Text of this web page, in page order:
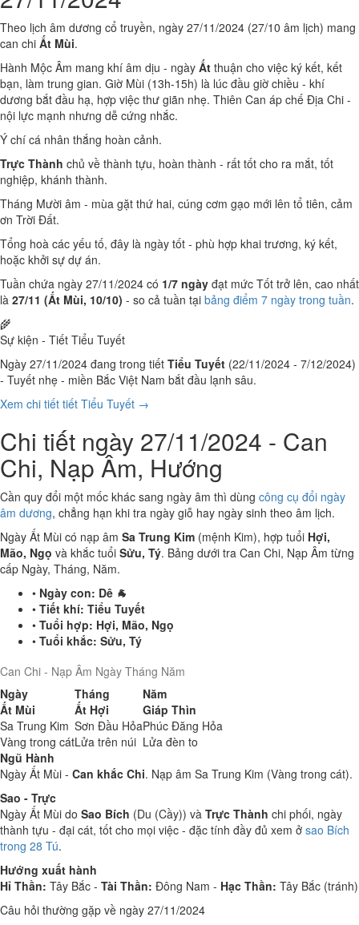
Theo lịch âm dương cổ truyền, ngày 27/11/2024 (27/10 âm lịch) mang
can chi Ất Mùi.
Hành Mộc Âm mang khí âm dịu - ngày Ất thuận cho việc ký kết, kết
bạn, làm trung gian. Giờ Mùi (13h-15h) là lúc đầu giờ chiều - khí
dương bắt đầu hạ, hợp việc thư giãn nhẹ. Thiên Can áp chế Địa Chi -
nội lực mạnh nhưng dễ cứng nhắc.
Ý chí cá nhân thắng hoàn cảnh.
Trực Thành chủ về thành tựu, hoàn thành - rất tốt cho ra mắt, tốt
nghiệp, khánh thành.
Tháng Mười âm - mùa gặt thứ hai, cúng cơm gạo mới lên tổ tiên, cảm
ơn Trời Đất.
Tổng hoà các yếu tố, đây là ngày tốt - phù hợp khai trương, ký kết,
hoặc khởi sự dự án.
Tuần chứa ngày 27/11/2024 có 1/7 ngày đạt mức Tốt trở lên, cao nhất
là 27/11 (Ất Mùi, 10/10) - so cả tuần tại bảng điểm 7 ngày trong tuần.
🌾
Sự kiện - Tiết Tiểu Tuyết
Ngày 27/11/2024 đang trong tiết Tiểu Tuyết (22/11/2024 - 7/12/2024)
- Tuyết nhẹ - miền Bắc Việt Nam bắt đầu lạnh sâu.
Xem chi tiết tiết Tiểu Tuyết →
Chi tiết ngày 27/11/2024 - Can
Chi, Nạp Âm, Hướng
Cần quy đổi một mốc khác sang ngày âm thì dùng công cụ đổi ngày
âm dương, chẳng hạn khi tra ngày giỗ hay ngày sinh theo âm lịch.
Ngày Ất Mùi có nạp âm Sa Trung Kim (mệnh Kim), hợp tuổi Hợi,
Mão, Ngọ và khắc tuổi Sửu, Tý. Bảng dưới tra Can Chi, Nạp Âm từng
cấp Ngày, Tháng, Năm.
• Ngày con: Dê 🐐
• Tiết khí: Tiểu Tuyết
• Tuổi hợp: Hợi, Mão, Ngọ
• Tuổi khắc: Sửu, Tý
Can Chi - Nạp Âm Ngày Tháng Năm
Ngày
Tháng
Năm
Ất Mùi
Ất Hợi
Giáp Thìn
Sa Trung Kim Sơn Đầu HỏaPhúc Đăng Hỏa
Vàng trong cátLửa trên núi Lửa đèn to
Ngũ Hành
Ngày Ất Mùi - Can khắc Chi. Nạp âm Sa Trung Kim (Vàng trong cát).
Sao - Trực
Ngày Ất Mùi do Sao Bích (Du (Cầy)) và Trực Thành chi phối, ngày
thành tựu - đại cát, tốt cho mọi việc - đặc tính đầy đủ xem ở sao Bích
trong 28 Tú.
Hướng xuất hành
Hỉ Thần: Tây Bắc - Tài Thần: Đông Nam - Hạc Thần: Tây Bắc (tránh)
Câu hỏi thường gặp về ngày 27/11/2024